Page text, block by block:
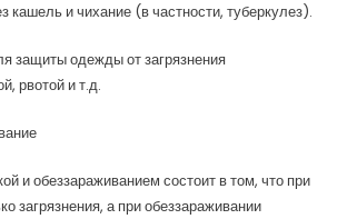
кашель и чихание (в частности, туберкулез).
защиты одежды от загрязнения
рвотой и т.д.
и обеззараживанием состоит в том, что при
загрязнения, а при обеззараживании